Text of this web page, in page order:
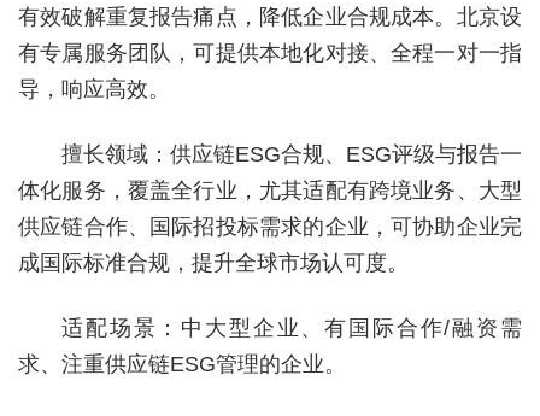
有效破解重复报告痛点，降低企业合规成本。北京设
有专属服务团队，可提供本地化对接、全程一对一指
导，响应高效。
擅长领域：供应链ESG合规、ESG评级与报告一
体化服务，覆盖全行业，尤其适配有跨境业务、大型
供应链合作、国际招投标需求的企业，可协助企业完
成国际标准合规，提升全球市场认可度。
适配场景：中大型企业、有国际合作/融资需
求、注重供应链ESG管理的企业。